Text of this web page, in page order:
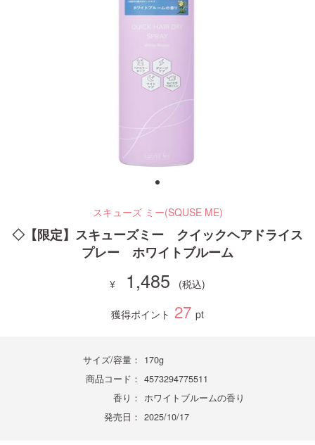
ビューティジャーナルから探す
スキューズ ミー(SQUSE ME)
◇【限定】スキューズミー クイックヘアドライス
プレー ホワイトブルーム
1,485
獲得ポイント 27 pt
サイズ/容量：
170g
商品コード： 4573294775511
香り： ホワイトブルームの香り
発売日： 2025/10/17